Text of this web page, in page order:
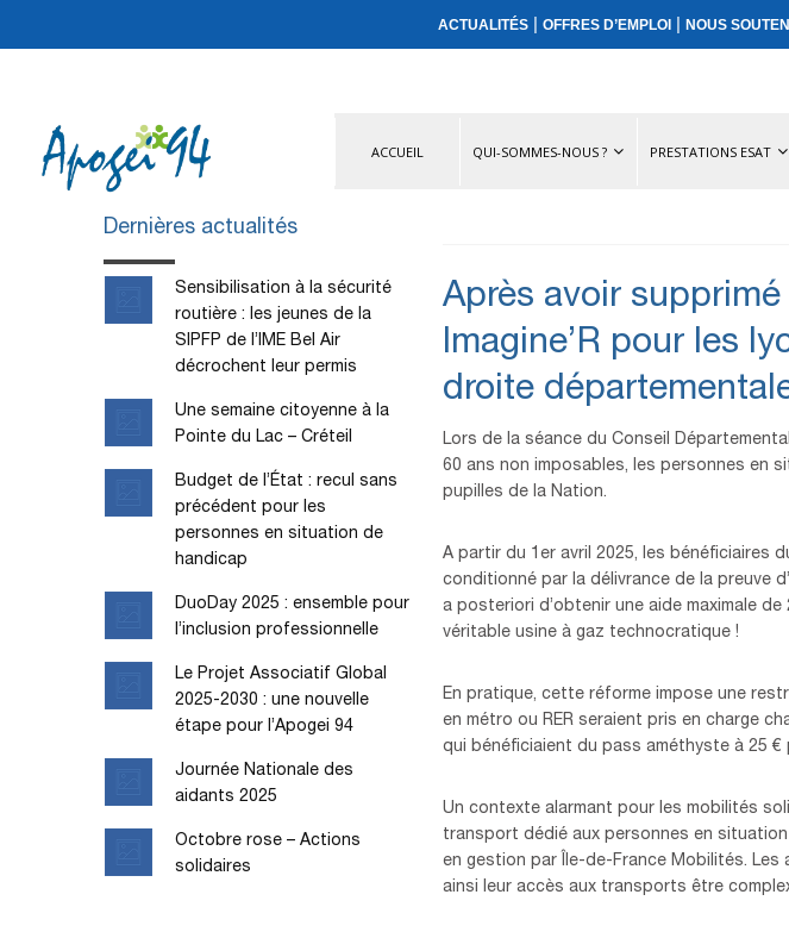
ACTUALITÉS |OFFRES D’EMPLOI |NOUS
ACCUEIL QUI-SOMMES-NOUS ? PRESTATIONS ESAT
Après avoir
Imagine’R pour les
droite
Lors de la séance du Conseil
60 ans non imposables, les personnes en
pupilles de la Nation.
A partir du 1er avril 2025, les bénéficiaires
conditionné par la délivrance de la preuve
a posteriori d’obtenir une aide maximale
véritable usine à gaz technocratique !
En pratique, cette réforme impose une
en métro ou RER seraient pris en charge
qui bénéficiaient du pass améthyste à 25 €
Un contexte alarmant pour les mobilités
transport dédié aux personnes en
en gestion par Île-de-France Mobilités.
ainsi leur accès aux transports être
Dernières actualités
Sensibilisation à la sécurité
routière : les jeunes de la
SIPFP de l’IME Bel Air
décrochent leur permis
Une semaine citoyenne à la
Pointe du Lac – Créteil
Budget de l’État : recul sans
précédent pour les
personnes en situation de
handicap
DuoDay 2025 : ensemble pour
l’inclusion professionnelle
Le Projet Associatif Global
2025-2030 : une nouvelle
étape pour l’Apogei 94
Journée Nationale des
aidants 2025
Octobre rose – Actions
solidaires